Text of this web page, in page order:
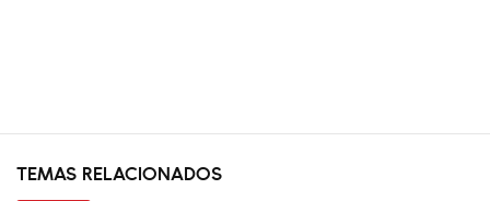
TEMAS RELACIONADOS